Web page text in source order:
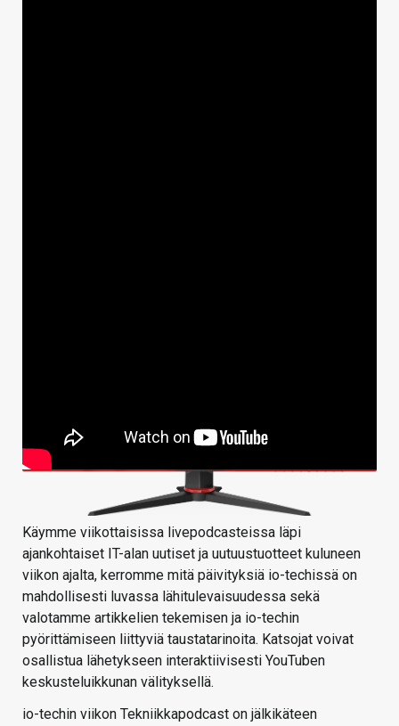
Käymme viikottaisissa livepodcasteissa läpi
ajankohtaiset IT-alan uutiset ja uutuustuotteet kuluneen
viikon ajalta, kerromme mitä päivityksiä io-techissä on
mahdollisesti luvassa lähitulevaisuudessa sekä
valotamme artikkelien tekemisen ja io-techin
pyörittämiseen liittyviä taustatarinoita. Katsojat voivat
osallistua lähetykseen interaktiivisesti YouTuben
keskusteluikkunan välityksellä.
io-techin viikon Tekniikkapodcast on jälkikäteen